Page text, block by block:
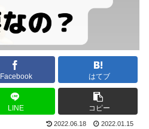
Facebook はてブ
LINE コピー
2022.06.18 2022.01.15